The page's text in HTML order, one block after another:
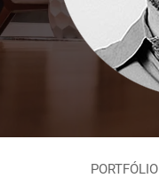
PORTFÓLIO